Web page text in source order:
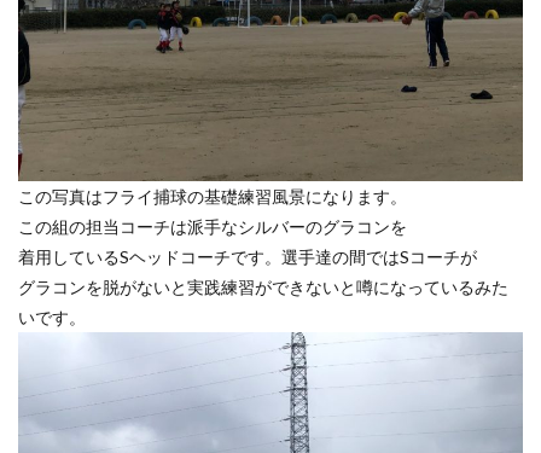
この写真はフライ捕球の基礎練習風景になります。
この組の担当コーチは派手なシルバーのグラコンを
着用しているSヘッドコーチです。選手達の間ではSコーチが
グラコンを脱がないと実践練習ができないと噂になっているみた
いです。